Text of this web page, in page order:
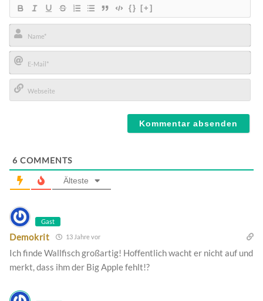
{} [+]
Name*
E-
Mail*
6 COMMENTS
Älteste
Gast
Demokrit 13 Jahre vor
Ich finde Wallfisch großartig! Hoffentlich wacht er nicht auf und
merkt, dass ihm der Big Apple fehlt!?